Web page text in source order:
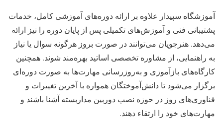
آموزشگاه سپیدار علاوه بر ارائه دوره‌های آموزشی کامل، خدمات
پشتیبانی فنی و آموزش‌های تکمیلی پس از پایان دوره را نیز ارائه
می‌دهد. هنرجویان می‌توانند در صورت بروز هرگونه سوال یا نیاز
به راهنمایی، از مشاوره تخصصی اساتید بهره‌مند شوند. همچنین
کارگاه‌های بازآموزی و به‌روزرسانی مهارت‌ها به صورت دوره‌ای
برگزار می‌شود تا دانش‌آموختگان همواره با آخرین تغییرات و
فناوری‌های روز در حوزه نصب دوربین مداربسته آشنا باشند و
مهارت‌های خود را ارتقاء دهند.